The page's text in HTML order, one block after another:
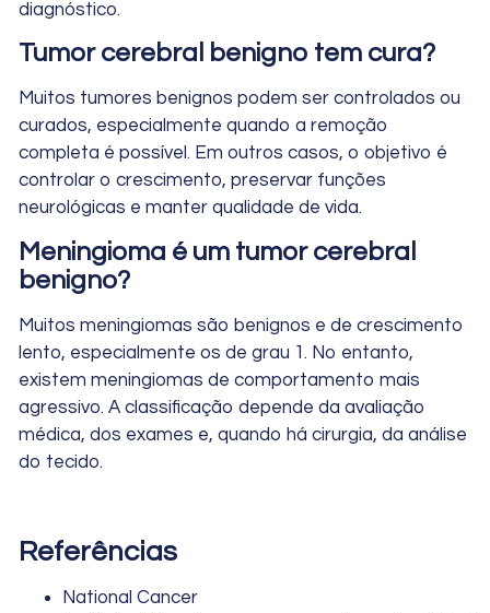
diagnóstico.
Tumor cerebral benigno tem cura?
Muitos tumores benignos podem ser controlados ou
curados, especialmente quando a remoção
completa é possível. Em outros casos, o objetivo é
controlar o crescimento, preservar funções
neurológicas e manter qualidade de vida.
Meningioma é um tumor cerebral
benigno?
Muitos meningiomas são benignos e de crescimento
lento, especialmente os de grau 1. No entanto,
existem meningiomas de comportamento mais
agressivo. A classificação depende da avaliação
médica, dos exames e, quando há cirurgia, da análise
do tecido.
Referências
National Cancer